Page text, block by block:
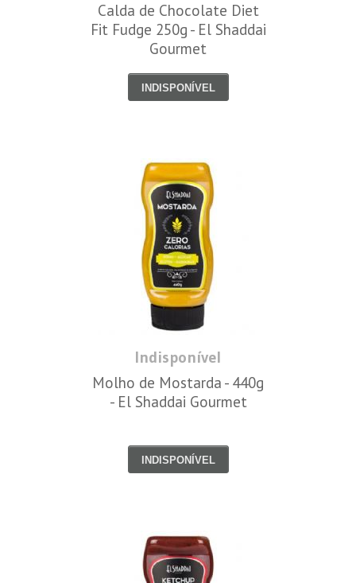
Calda de Chocolate Diet
Fit Fudge 250g - El Shaddai
Gourmet
INDISPONÍVEL
Indisponível
Molho de Mostarda - 440g
- El Shaddai Gourmet
INDISPONÍVEL